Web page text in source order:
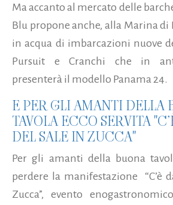
Ma accanto al mercato delle
Blu propone anche, alla Marina di
in acqua di imbarcazioni nuove
Pursuit e Cranchi che in
presenterà il modello Panama 24.
E PER GLI AMANTI DELLA
TAVOLA ECCO SERVITA
DEL SALE IN ZUCCA"
Per gli amanti della buona
perdere la manifestazione “C’è
Zucca”, evento